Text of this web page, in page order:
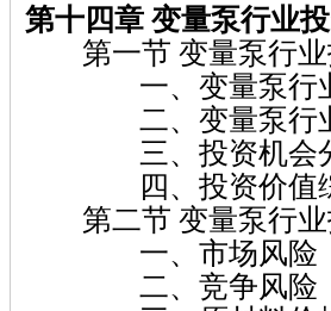
第十四章 变量泵行业
第一节 变量泵行业
一、变量泵行业
二、变量泵行业
三、投资机会
四、投资价值综
第二节 变量泵行业
一、市场风险
二、竞争风险